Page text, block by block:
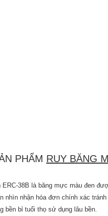
PHẨM RUY BĂNG
ERC-38B là băng mực màu đen
nhìn nhận hóa đơn chính xác
bền bỉ tuổi thọ sử dụng lâu bền.